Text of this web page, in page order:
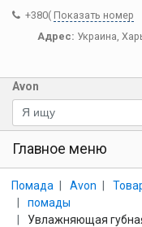
+380( Показать номер
Адрес: Украина,
Avon
Главное меню
Помада Avon
помады
Увлажняющая